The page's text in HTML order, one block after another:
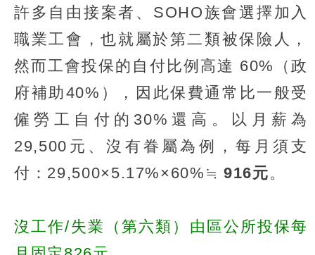
許多自由接案者、SOHO族會選擇加入
職業工會，也就屬於第二類被保險人，
然而工會投保的自付比例高達 60%（政
府補助40%），因此保費通常比一般受
僱勞工自付的30%還高。以月薪為
29,500元、沒有眷屬為例，每月須支
付：29,500×5.17%×60%≒ 916元。
沒工作/失業（第六類）由區公所投保每